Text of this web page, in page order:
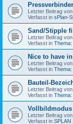
Pressverbinder
Letzter Beitrag von
Verfasst in sPlan-
Sand/Stipple
Letzter Beitrag von
Verfasst in Thema:
Nice to have
Letzter Beitrag von
Verfasst in
Bauteil-
Letzter Beitrag von
Verfasst in Thema:
Vollbildmodus
Letzter Beitrag von
Verfasst in SPLAN